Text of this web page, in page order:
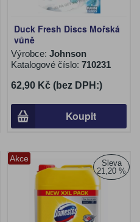
Duck Fresh Discs Mořská
vůně
Výrobce: Johnson
Katalogové číslo: 710231
62,90 Kč (bez DPH:)
Koupit
Akce
Sleva
21,20 %